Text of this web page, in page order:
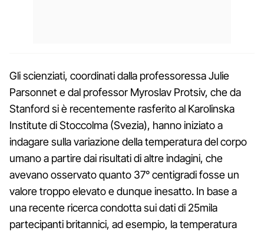
Gli scienziati, coordinati dalla professoressa Julie
Parsonnet e dal professor Myroslav Protsiv, che da
Stanford si è recentemente rasferito al Karolinska
Institute di Stoccolma (Svezia), hanno iniziato a
indagare sulla variazione della temperatura del corpo
umano a partire dai risultati di altre indagini, che
avevano osservato quanto 37° centigradi fosse un
valore troppo elevato e dunque inesatto. In base a
una recente ricerca condotta sui dati di 25mila
partecipanti britannici, ad esempio, la temperatura